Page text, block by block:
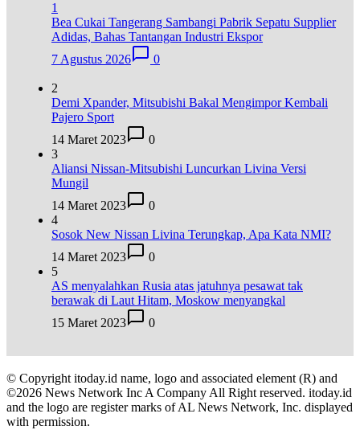
1
Bea Cukai Tangerang Sambangi Pabrik Sepatu Supplier
Adidas, Bahas Tantangan Industri Ekspor
7 Agustus 2026
0
2
Demi Xpander, Mitsubishi Bakal Mengimpor Kembali
Pajero Sport
14 Maret 2023
0
3
Aliansi Nissan-Mitsubishi Luncurkan Livina Versi
Mungil
14 Maret 2023
0
4
Sosok New Nissan Livina Terungkap, Apa Kata NMI?
14 Maret 2023
0
5
AS menyalahkan Rusia atas jatuhnya pesawat tak
berawak di Laut Hitam, Moskow menyangkal
15 Maret 2023
0
© Copyright itoday.id name, logo and associated element (R) and
©2026 News Network Inc A Company All Right reserved. itoday.id
and the logo are register marks of AL News Network, Inc. displayed
with permission.